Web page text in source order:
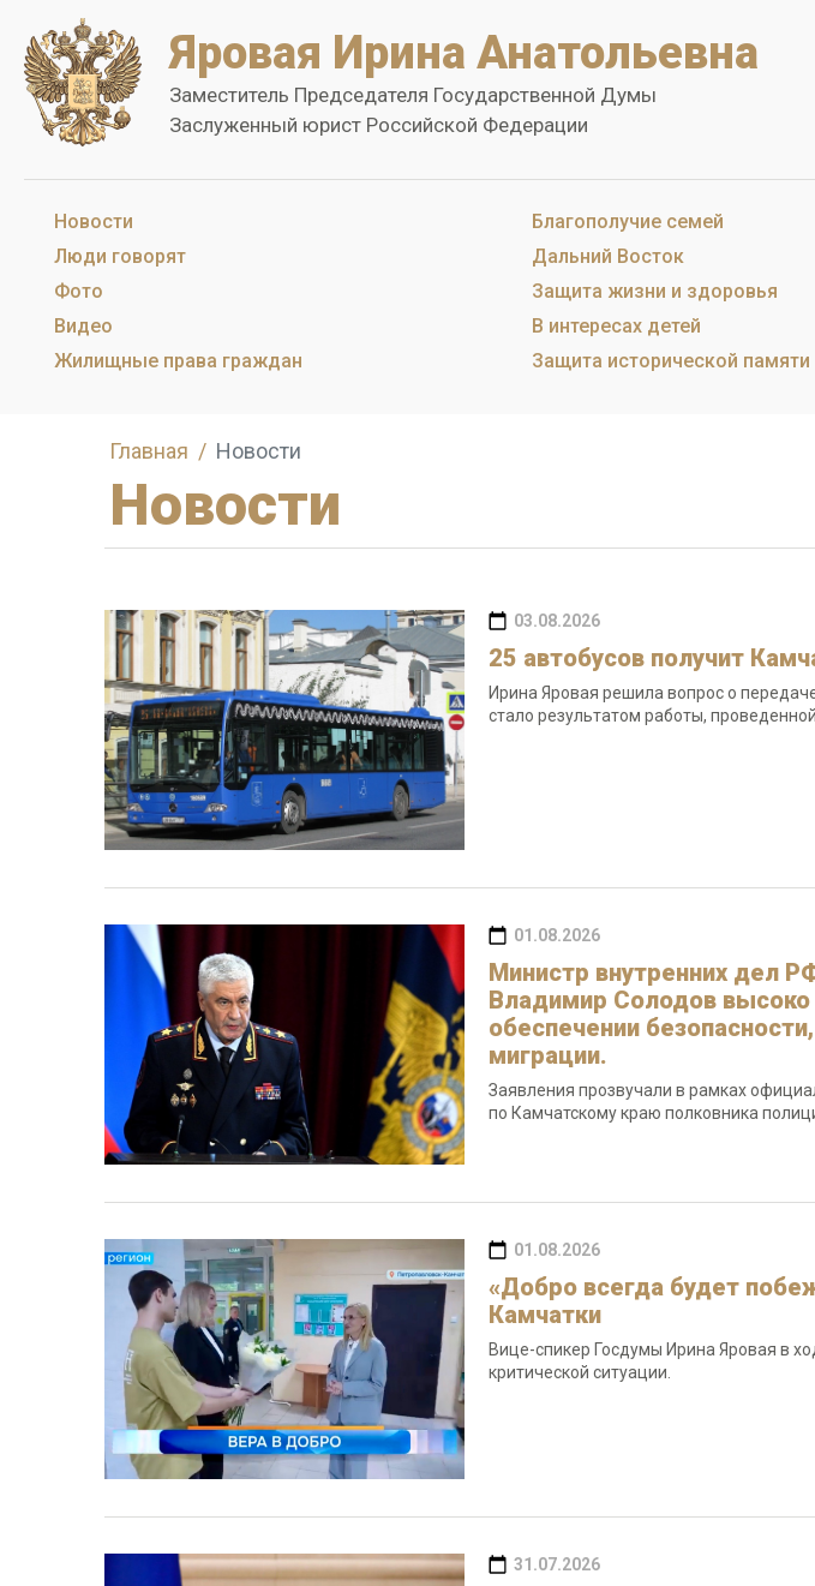
Яровая Ирина Анатольевна
Заместитель Председателя Государственной Думы
Заслуженный юрист Российской Федерации
Новости
Люди говорят
Фото
Видео
Жилищные права граждан
Благополучие семей
Дальний Восток
Защита жизни и здоровья
В интересах детей
Защита исторической памяти
Главная Новости
Новости
03.08.2026
25 автобусов получит
Ирина Яровая решила вопрос о
стало результатом работы,
01.08.2026
Министр внутренних дел
Владимир Солодов высоко
обеспечении
миграции.
Заявления прозвучали в рамках
по Камчатскому краю полковника
01.08.2026
«Добро всегда будет
Камчатки
Вице-спикер Госдумы Ирина Яровая в
критической ситуации.
31.07.2026